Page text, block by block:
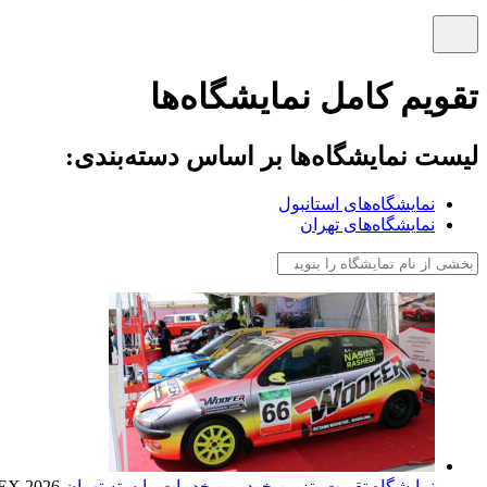
تقویم کامل نمایشگاه‌ها
لیست نمایشگاه‌ها بر اساس دسته‌بندی:
نمایشگاه‌های استانبول
نمایشگاه‌های تهران